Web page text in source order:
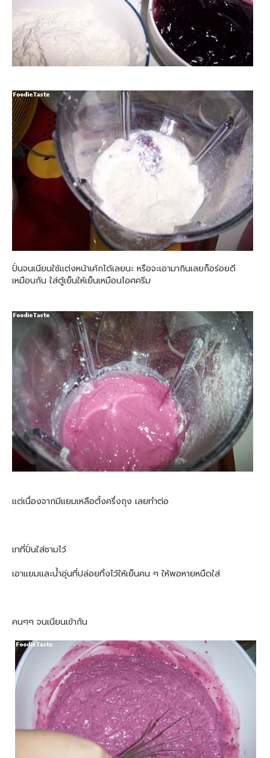
ปั่นจนเนียนใช้แต่งหน้าเค้กได้เลยนะ หรือจะเอามากินเลยก็อร่อยดี
เหมือนกัน ใส่ตู้เย็นให้เย็นเหมือนไอศครีม
แต่เนื่องจากมีแยมเหลือตั้งครึ่งถุง เลยทำต่อ
เทที่ปั่นใส่ชามไว้
เอาแยมและน้ำอุ่นที่ปล่อยทิ้งไว้ให้เย็นคน ๆ ให้พอหายหนืดใส่
คนๆๆ จนเนียนเข้ากัน